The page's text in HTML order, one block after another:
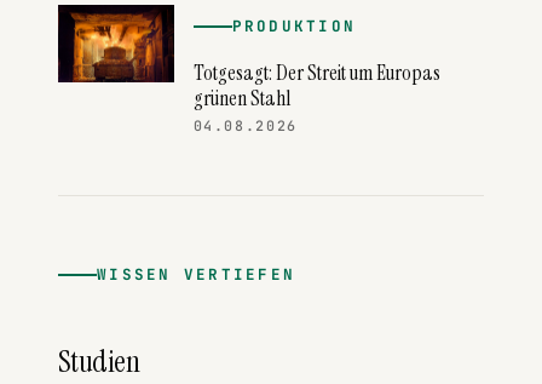
PRODUKTION
Totgesagt: Der Streit um Europas
grünen Stahl
04.08.2026
WISSEN VERTIEFEN
Studien